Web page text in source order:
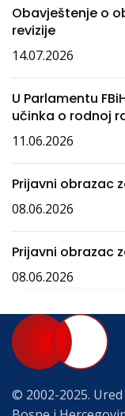
Obavještenje o
revizije
14.07.2026
U Parlamentu
učinka o rodnoj
11.06.2026
Prijavni obrazac
08.06.2026
Prijavni obrazac
08.06.2026
© 2002-2025.